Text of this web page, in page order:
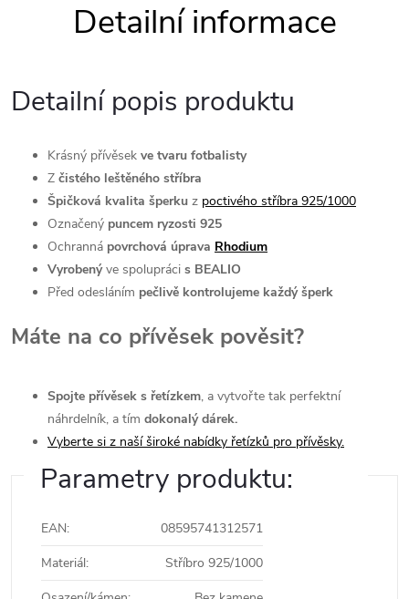
Detailní popis produktu
Krásný přívěsek ve tvaru fotbalisty
Z čistého leštěného stříbra
Špičková kvalita šperku z poctivého stříbra 925/1000
Označený puncem ryzosti 925
Ochranná povrchová úprava Rhodium
Vyrobenýve spolupráci s BEALIO
Před odesláním pečlivě kontrolujeme každý šperk
Máte na co přívěsek pověsit?
Spojte přívěsek s řetízkem, a vytvořte tak perfektní
náhrdelník, a tím dokonalý dárek.
Vyberte si z naší široké nabídky řetízků pro přívěsky.
Parametry produktu:
EAN:
08595741312571
Materiál:
Stříbro 925/1000